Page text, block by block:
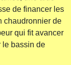
de financer les
chaudronnier de
qui fit avancer
le bassin de